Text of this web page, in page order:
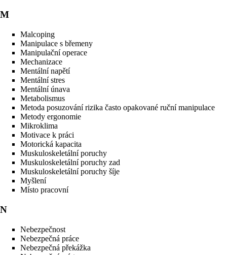
M
Malcoping
Manipulace s břemeny
Manipulační operace
Mechanizace
Mentální napětí
Mentální stres
Mentální únava
Metabolismus
Metoda posuzování rizika často opakované ruční manipulace
Metody ergonomie
Mikroklima
Motivace k práci
Motorická kapacita
Muskuloskeletální poruchy
Muskuloskeletální poruchy zad
Muskuloskeletální poruchy šíje
Myšlení
Místo pracovní
N
Nebezpečnost
Nebezpečná práce
Nebezpečná překážka